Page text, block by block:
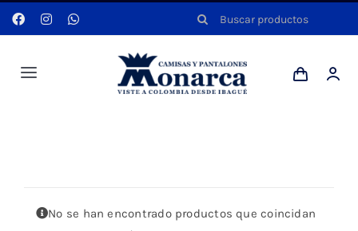
Saltar
al
Buscar:
Toggle
Dotaciones
No se han encontrado productos que coincidan